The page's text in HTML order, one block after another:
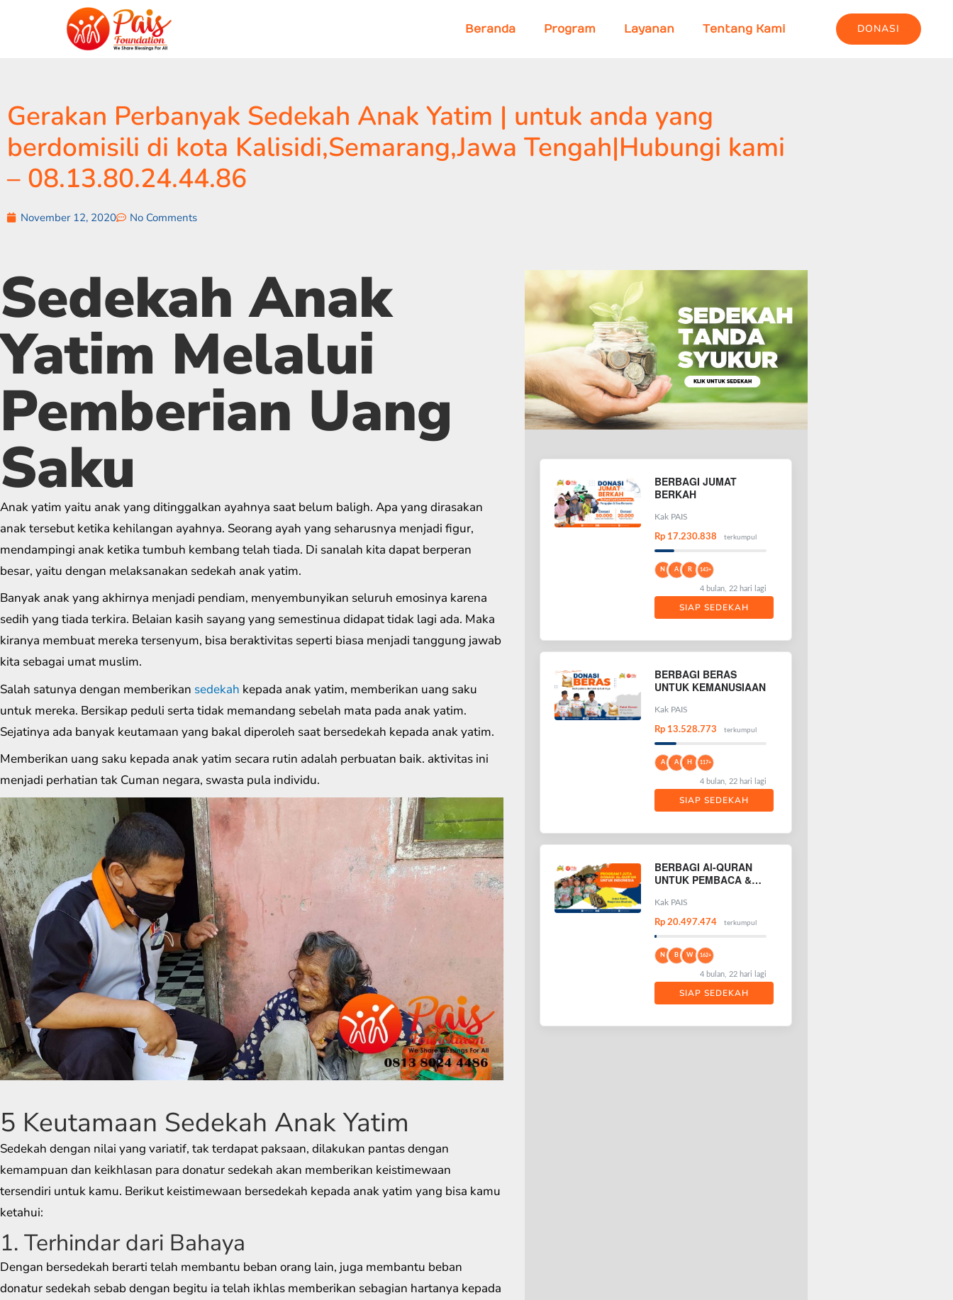
Beranda Program Layanan Tentang Kami DONASI
Gerakan Perbanyak Sedekah Anak Yatim | untuk anda yang
berdomisili di kota Kalisidi,Semarang,Jawa Tengah|Hubungi kami
– 08.13.80.24.44.86
November 12, 2020 No Comments
Sedekah Anak
Yatim Melalui
Pemberian Uang
Saku
Anak yatim yaitu anak yang ditinggalkan ayahnya saat belum baligh. Apa yang dirasakan
anak tersebut ketika kehilangan ayahnya. Seorang ayah yang seharusnya menjadi figur,
mendampingi anak ketika tumbuh kembang telah tiada. Di sanalah kita dapat berperan
besar, yaitu dengan melaksanakan sedekah anak yatim.
Banyak anak yang akhirnya menjadi pendiam, menyembunyikan seluruh emosinya karena
sedih yang tiada terkira. Belaian kasih sayang yang semestinua didapat tidak lagi ada. Maka
kiranya membuat mereka tersenyum, bisa beraktivitas seperti biasa menjadi tanggung jawab
kita sebagai umat muslim.
Salah satunya dengan memberikan sedekah kepada anak yatim, memberikan uang saku
untuk mereka. Bersikap peduli serta tidak memandang sebelah mata pada anak yatim.
Sejatinya ada banyak keutamaan yang bakal diperoleh saat bersedekah kepada anak yatim.
Memberikan uang saku kepada anak yatim secara rutin adalah perbuatan baik. aktivitas ini
menjadi perhatian tak Cuman negara, swasta pula individu.
5 Keutamaan Sedekah Anak Yatim
Sedekah dengan nilai yang variatif, tak terdapat paksaan, dilakukan pantas dengan
kemampuan dan keikhlasan para donatur sedekah akan memberikan keistimewaan
tersendiri untuk kamu. Berikut keistimewaan bersedekah kepada anak yatim yang bisa kamu
ketahui:
1. Terhindar dari Bahaya
Dengan bersedekah berarti telah membantu beban orang lain, juga membantu beban
donatur sedekah sebab dengan begitu ia telah ikhlas memberikan sebagian hartanya kepada
BERBAGI JUMAT
BERKAH
Kak PAIS
Rp 17.230.838 terkumpul
N A R 143+
4 bulan, 22 hari lagi
SIAP SEDEKAH
BERBAGI BERAS
UNTUK KEMANUSIAAN
Kak PAIS
Rp 13.528.773 terkumpul
A A H 117+
4 bulan, 22 hari lagi
SIAP SEDEKAH
BERBAGI Al-QURAN
UNTUK PEMBACA &
QURAN
Kak PAIS
Rp 20.497.474 terkumpul
N B W 162+
4 bulan, 22 hari lagi
SIAP SEDEKAH